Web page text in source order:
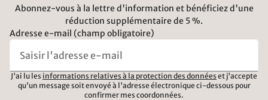
Abonnez-vous à la lettre d'information et bénéficiez d'une
réduction supplémentaire de 5 %.
Adresse e-mail (champ obligatoire)
J'ai lu les informations relatives à la protection des données et j'accepte
qu'un message soit envoyé à l'adresse électronique ci-dessous pour
confirmer mes coordonnées.